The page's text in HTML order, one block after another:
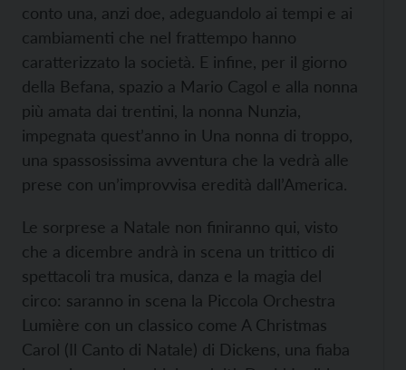
conto una, anzi doe, adeguandolo ai tempi e ai
cambiamenti che nel frattempo hanno
caratterizzato la società. E infine, per il giorno
della Befana, spazio a Mario Cagol e alla nonna
più amata dai trentini, la nonna Nunzia,
impegnata quest’anno in Una nonna di troppo,
una spassosissima avventura che la vedrà alle
prese con un’improvvisa eredità dall’America.
Le sorprese a Natale non finiranno qui, visto
che a dicembre andrà in scena un trittico di
spettacoli tra musica, danza e la magia del
circo: saranno in scena la Piccola Orchestra
Lumière con un classico come A Christmas
Carol (Il Canto di Natale) di Dickens, una fiaba